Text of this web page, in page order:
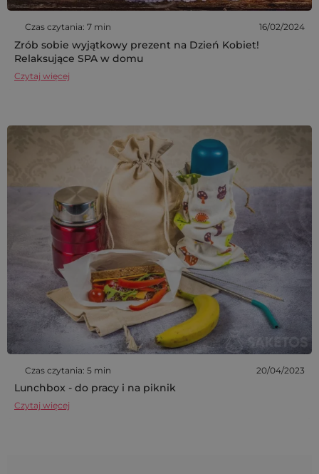
Czas czytania: 7 min 16/02/2024
Zrób sobie wyjątkowy prezent na Dzień Kobiet!
Relaksujące SPA w domu
Czytaj więcej
Czas czytania: 5 min 20/04/2023
Lunchbox - do pracy i na piknik
Czytaj więcej